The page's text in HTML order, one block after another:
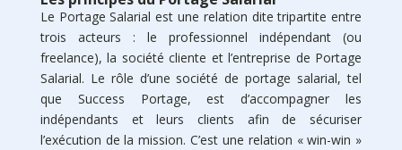
Le Portage Salarial est une relation dite tripartite entre
trois acteurs : le professionnel indépendant (ou
freelance), la société cliente et l’entreprise de Portage
Salarial. Le rôle d’une société de portage salarial, tel
que Success Portage, est d’accompagner les
indépendants et leurs clients afin de sécuriser
l’exécution de la mission. C’est une relation « win-win »